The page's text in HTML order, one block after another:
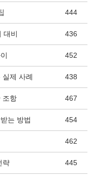
444
대비 436
452
제 사례 438
조항 467
는 방법 454
462
략 445